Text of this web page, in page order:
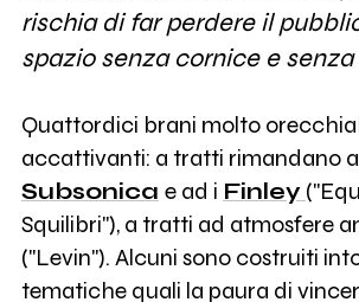
rischia di far perdere il
spazio senza cornice e
Quattordici brani molto
accattivanti: a tratti rimandano
Subsonica e ad i Finley
Squilibri"), a tratti ad atmosfere
("Levin"). Alcuni sono costruiti
tematiche quali la paura di